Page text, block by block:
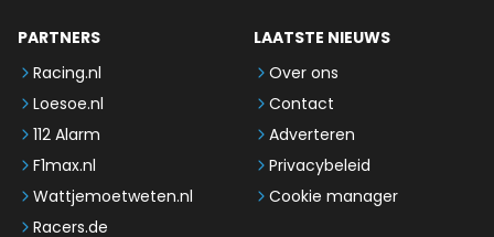
PARTNERS
Racing.nl
Loesoe.nl
112 Alarm
F1max.nl
Wattjemoetweten.nl
Racers.de
LAATSTE NIEUWS
Over ons
Contact
Adverteren
Privacybeleid
Cookie manager